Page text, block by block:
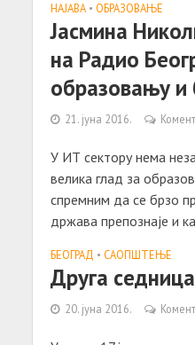
НАЈАВА • ОБРАЗОВАЊЕ
Јасмина
на Радио
образовању и
21. јуна 2016.
У ИТ сектору нема
велика глад за
спремним да се брзо
држава препознаје и
БЕОГРАД • САОПШТЕЊE
Друга
20. јуна 2016.